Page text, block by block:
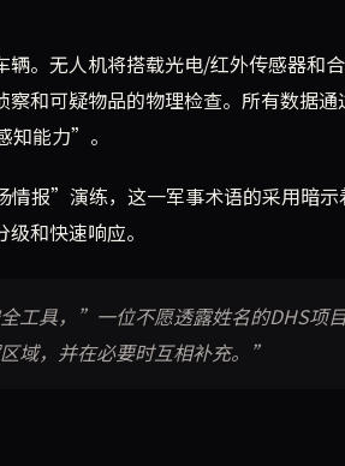
。无人机将搭载光电/红外传感器和
和可疑物品的物理检查。所有数据
知能力”。
报”演练，这一军事术语的采用暗
和快速响应。
工具，”一位不愿透露姓名的DHS项
域，并在必要时互相补充。”